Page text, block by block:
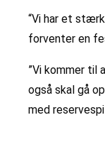
“Vi har et
forventer en
”Vi kommer til
også skal gå
med